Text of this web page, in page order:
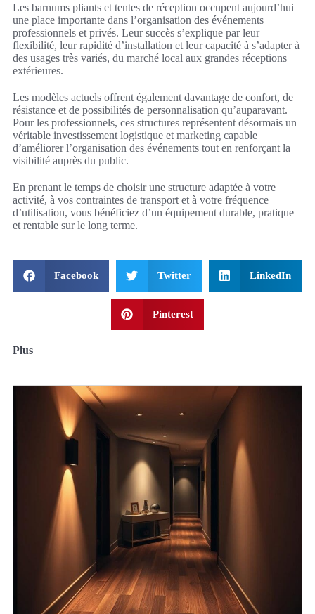
Les barnums pliants et tentes de réception occupent aujourd’hui
une place importante dans l’organisation des événements
professionnels et privés. Leur succès s’explique par leur
flexibilité, leur rapidité d’installation et leur capacité à s’adapter à
des usages très variés, du marché local aux grandes réceptions
extérieures.
Les modèles actuels offrent également davantage de confort, de
résistance et de possibilités de personnalisation qu’auparavant.
Pour les professionnels, ces structures représentent désormais un
véritable investissement logistique et marketing capable
d’améliorer l’organisation des événements tout en renforçant la
visibilité auprès du public.
En prenant le temps de choisir une structure adaptée à votre
activité, à vos contraintes de transport et à votre fréquence
d’utilisation, vous bénéficiez d’un équipement durable, pratique
et rentable sur le long terme.
Facebook Twitter LinkedIn
Pinterest
Plus